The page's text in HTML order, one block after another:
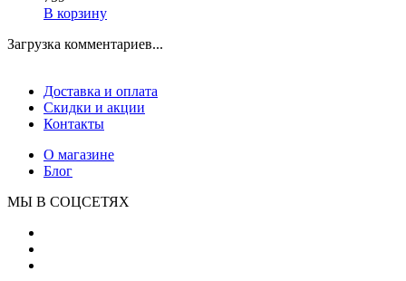
В корзину
Загрузка комментариев...
Доставка и оплата
Скидки и акции
Контакты
О магазине
Блог
МЫ В СОЦСЕТЯХ